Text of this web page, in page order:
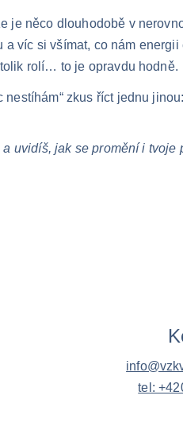
a víc si všímat, co nám
rolí… to je opravdu hodně.
nestíhám“ zkus říct jednu
uvidíš, jak se promění i tvoje
tel: